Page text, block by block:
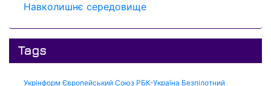
Навколишнє середовище
Tags
Укрінформ Європейський Союз РБК-Україна Безпілотний